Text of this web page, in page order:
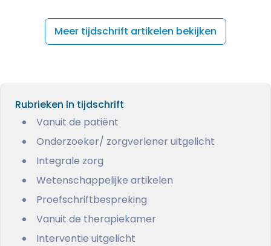
Meer tijdschrift artikelen bekijken
Rubrieken in tijdschrift
Vanuit de patiënt
Onderzoeker/ zorgverlener uitgelicht
Integrale zorg
Wetenschappelijke artikelen
Proefschriftbespreking
Vanuit de therapiekamer
Interventie uitgelicht